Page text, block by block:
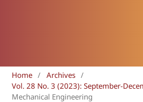
Home / Archives /
Vol. 28 No. 3 (2023): September-
Mechanical Engineering